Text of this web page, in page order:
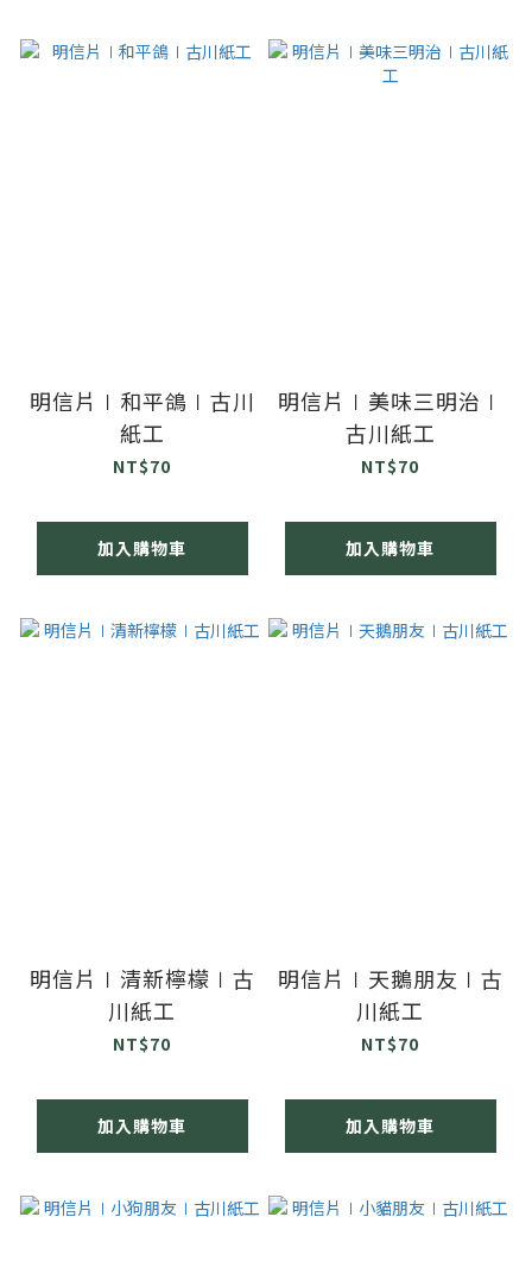
明信片∣和平鴿∣古川
紙工
NT$70
加入購物車
明信片∣美味三明治∣
古川紙工
NT$70
加入購物車
明信片∣清新檸檬∣古
川紙工
NT$70
加入購物車
明信片∣天鵝朋友∣古
川紙工
NT$70
加入購物車